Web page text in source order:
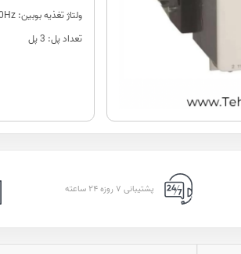
ولتاژ تغذیه بوبین: 220v AC 50/60Hz
تعداد پل: 3 پل
پشتیبانی ۷ روزه ۲۴ ساعته